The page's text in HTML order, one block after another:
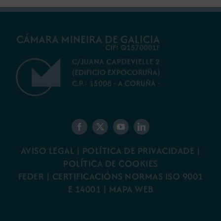
AVISO LEGAL | POLÍTICA DE PRIVACIDADE |
POLÍTICA DE COOKIES
FEDER | CERTIFICACIÓNS NORMAS ISO 9001
E 14001 | MAPA WEB